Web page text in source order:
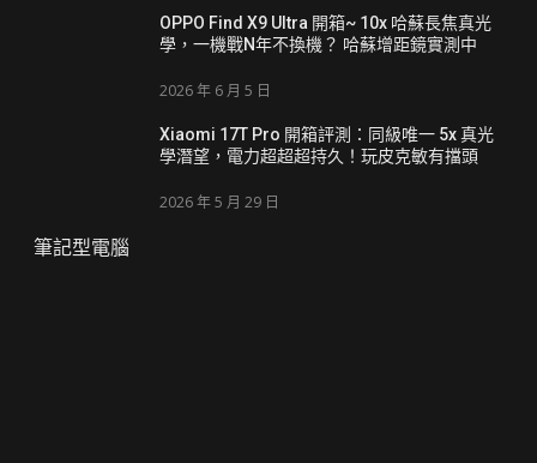
OPPO Find X9 Ultra 開箱~ 10x 哈蘇長焦真光
學，一機戰N年不換機？ 哈蘇增距鏡實測中
2026 年 6 月 5 日
Xiaomi 17T Pro 開箱評測：同級唯一 5x 真光
學潛望，電力超超超持久！玩皮克敏有擋頭
2026 年 5 月 29 日
筆記型電腦